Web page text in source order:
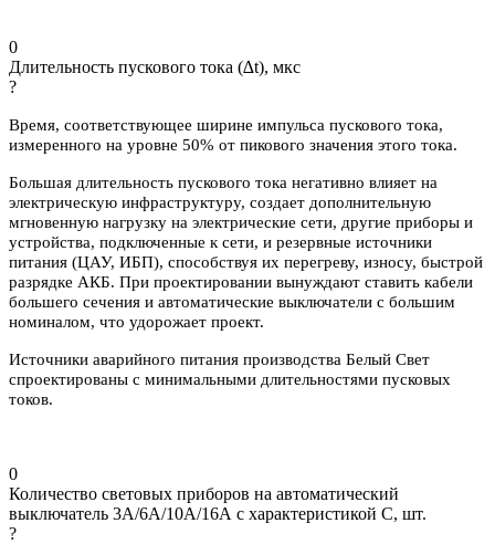
0
Длительность пускового тока (∆t), мкс
?
Время, соответствующее ширине импульса пускового тока,
измеренного на уровне 50% от пикового значения этого тока.
Большая длительность пускового тока негативно влияет на
электрическую инфраструктуру, создает дополнительную
мгновенную нагрузку на электрические сети, другие приборы и
устройства, подключенные к сети, и резервные источники
питания (ЦАУ, ИБП), способствуя их перегреву, износу, быстрой
разрядке АКБ. При проектировании вынуждают ставить кабели
большего сечения и автоматические выключатели с большим
номиналом, что удорожает проект.
Источники аварийного питания производства Белый Свет
спроектированы с минимальными длительностями пусковых
токов.
0
Количество световых приборов на автоматический
выключатель 3А/6А/10А/16А с характеристикой C, шт.
?